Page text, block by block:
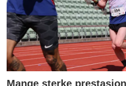
Mange sterke